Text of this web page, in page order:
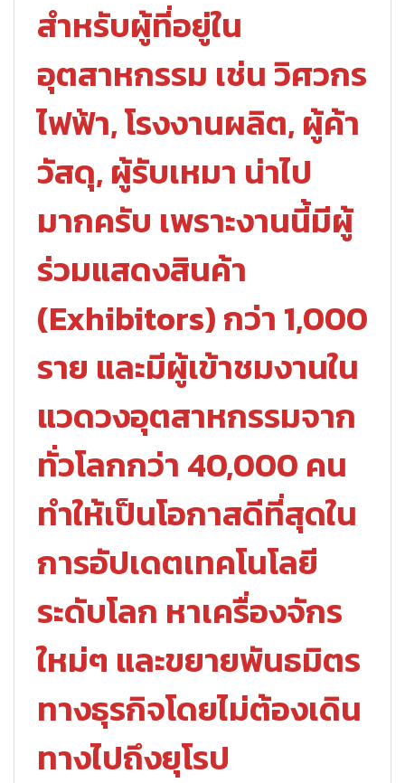
สำหรับผู้ที่อยู่ใน
อุตสาหกรรม เช่น วิศวกร
ไฟฟ้า, โรงงานผลิต, ผู้ค้า
วัสดุ, ผู้รับเหมา น่าไป
มากครับ เพราะงานนี้มีผู้
ร่วมแสดงสินค้า
(Exhibitors) กว่า 1,000
ราย และมีผู้เข้าชมงานใน
แวดวงอุตสาหกรรมจาก
ทั่วโลกกว่า 40,000 คน
ทำให้เป็นโอกาสดีที่สุดใน
การอัปเดตเทคโนโลยี
ระดับโลก หาเครื่องจักร
ใหม่ๆ และขยายพันธมิตร
ทางธุรกิจโดยไม่ต้องเดิน
ทางไปถึงยุโรป